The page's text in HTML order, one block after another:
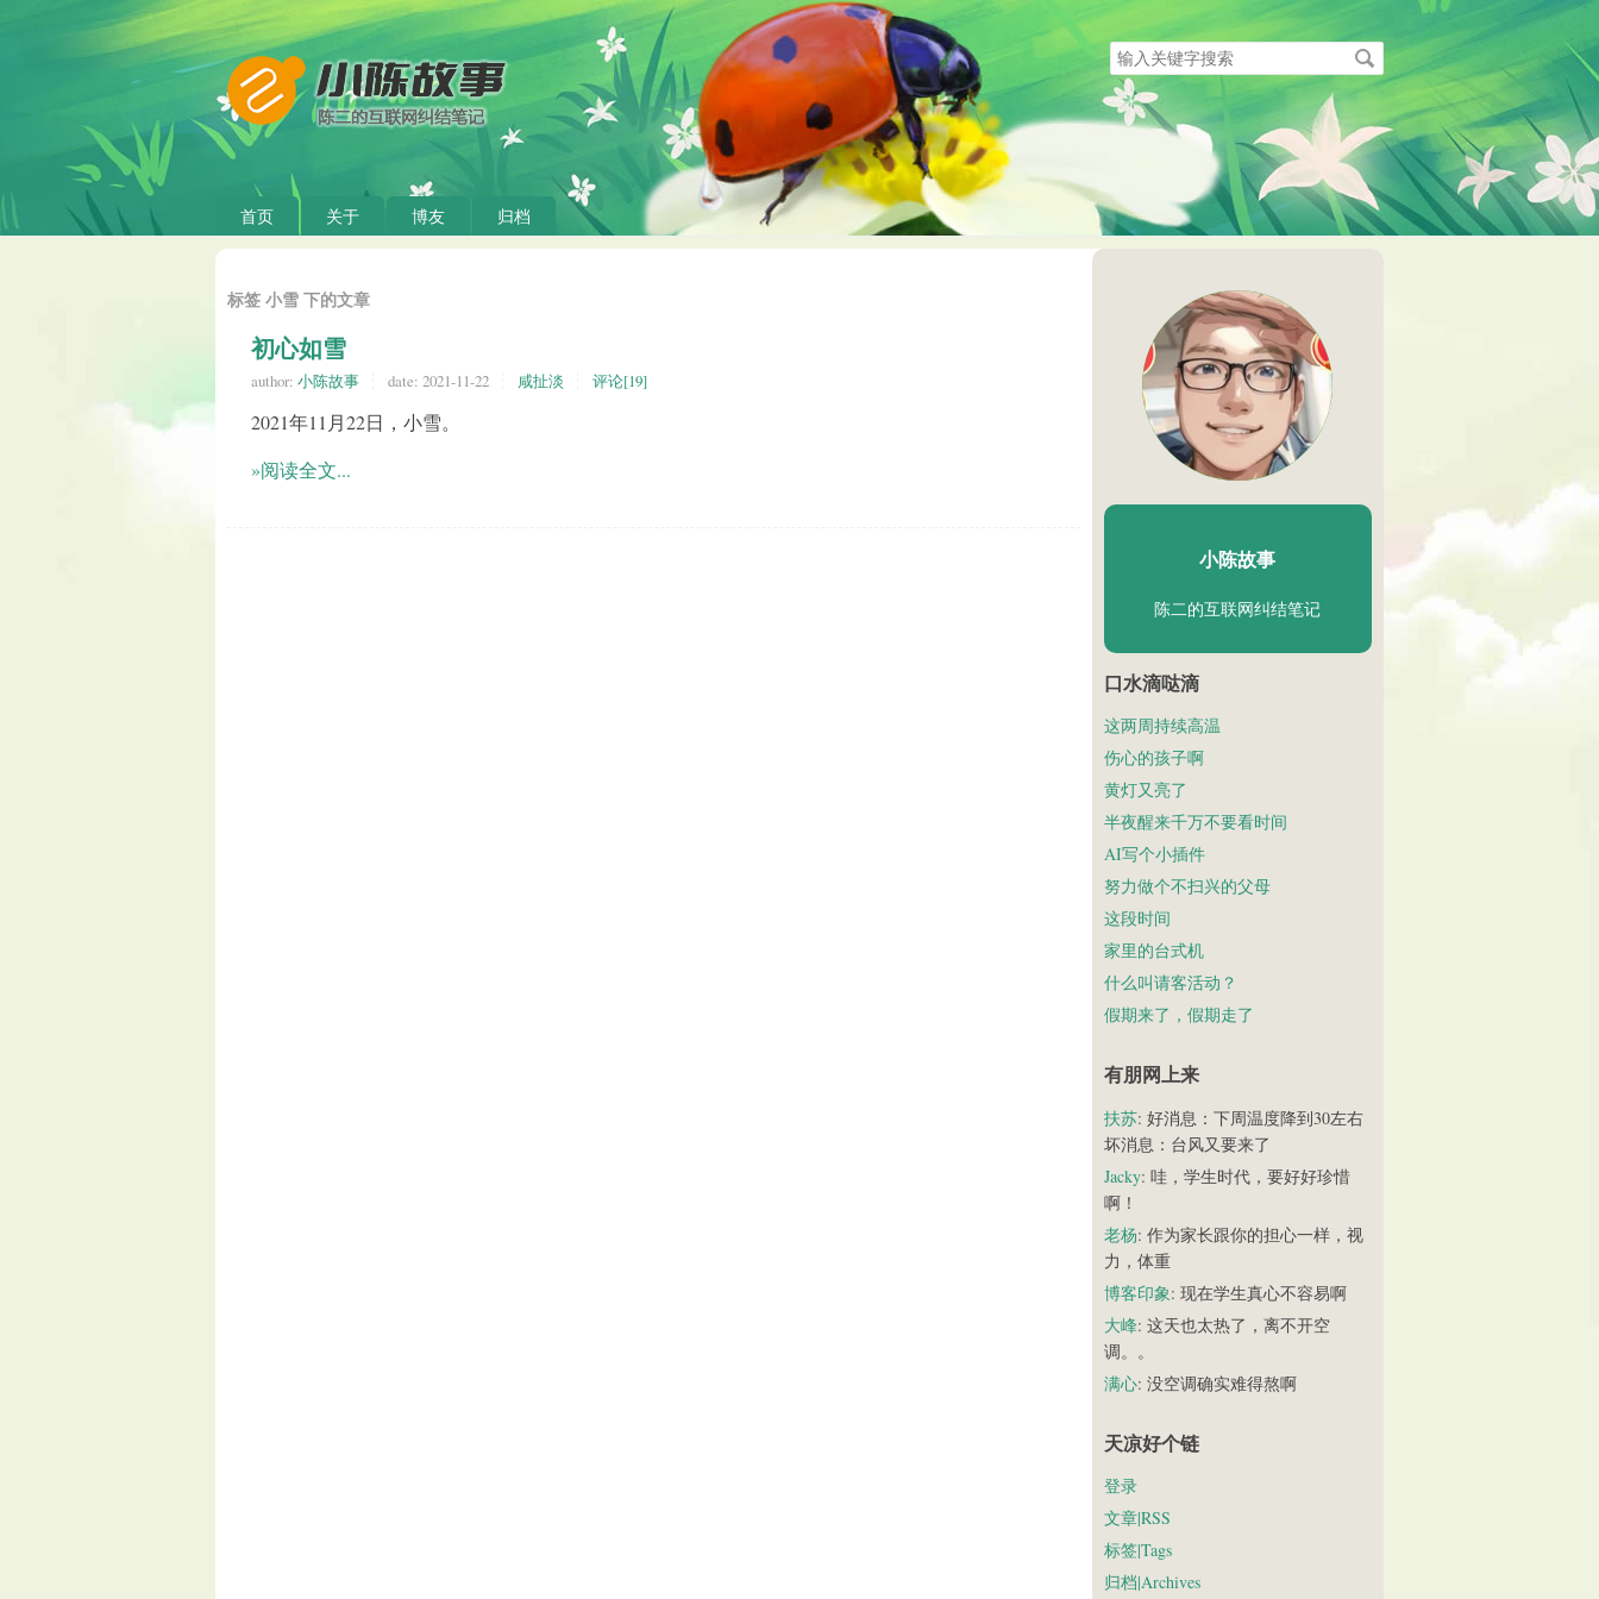
搜
索
关
键
字
首页 关于 博友 归档
标签 小雪 下的文章
初心如雪
author: 小陈故事 date: 2021-11-22 咸扯淡 评论[19]
2021年11月22日，小雪。
»阅读全文...
陈二Chenèr
小陈故事
陈二的互联网纠结笔记
口水滴哒滴
这两周持续高温
伤心的孩子啊
黄灯又亮了
半夜醒来千万不要看时间
AI写个小插件
努力做个不扫兴的父母
这段时间
家里的台式机
什么叫请客活动？
假期来了，假期走了
有朋网上来
扶苏: 好消息：下周温度降到30左右
坏消息：台风又要来了
Jacky: 哇，学生时代，要好好珍惜
啊！
老杨: 作为家长跟你的担心一样，视
力，体重
博客印象: 现在学生真心不容易啊
大峰: 这天也太热了，离不开空
调。。
满心: 没空调确实难得熬啊
天凉好个链
登录
文章|RSS
标签|Tags
归档|Archives